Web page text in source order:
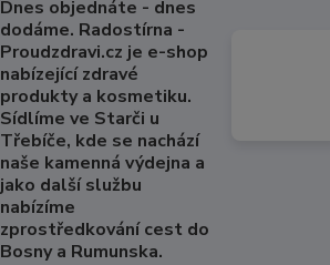
Dnes objednáte - dnes
dodáme. Radostírna -
Proudzdravi.cz je e-shop
nabízející zdravé
produkty a kosmetiku.
Sídlíme ve Starči u
Třebíče, kde se nachází
naše kamenná výdejna a
jako další službu
nabízíme
zprostředkování cest do
Bosny a Rumunska.